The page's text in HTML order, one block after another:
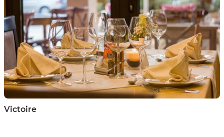
Victoire